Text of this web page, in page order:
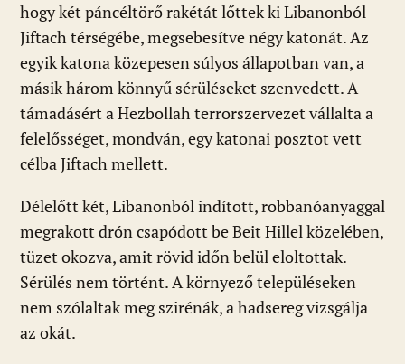
hogy két páncéltörő rakétát lőttek ki Libanonból
Jiftach térségébe, megsebesítve négy katonát. Az
egyik katona közepesen súlyos állapotban van, a
másik három könnyű sérüléseket szenvedett. A
támadásért a Hezbollah terrorszervezet vállalta a
felelősséget, mondván, egy katonai posztot vett
célba Jiftach mellett.
Délelőtt két, Libanonból indított, robbanóanyaggal
megrakott drón csapódott be Beit Hillel közelében,
tüzet okozva, amit rövid időn belül eloltottak.
Sérülés nem történt. A környező településeken
nem szólaltak meg szirénák, a hadsereg vizsgálja
az okát.